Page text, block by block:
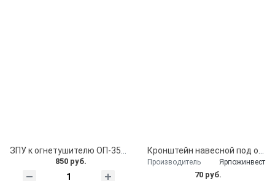
850 руб. Производитель Ярпожинвест
70 руб.